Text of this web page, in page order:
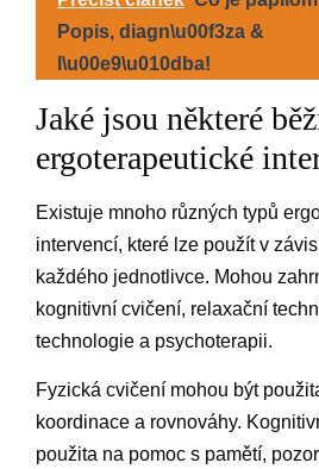
Popis, diagn\u00f3za &
l\u00e9\u010dba!
Jaké jsou některé
ergoterapeutické
Existuje mnoho různých typů
intervencí, které lze použít v
každého jednotlivce. Mohou
kognitivní cvičení, relaxační
technologie a psychoterapii.
Fyzická cvičení mohou být
koordinace a rovnováhy.
použita na pomoc s pamětí,